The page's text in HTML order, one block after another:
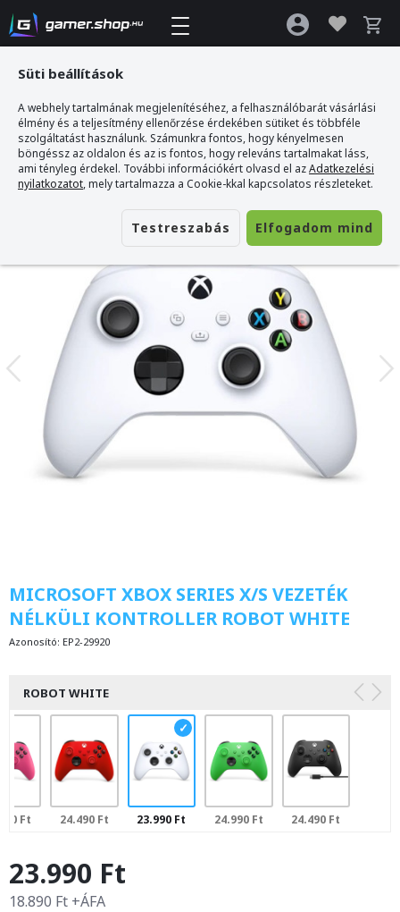
Gamer webshop >Microsoft Xbox Series X/S Vezeték Nélküli Kontroller Robot
White
MICROSOFT XBOX SERIES X/S VEZETÉK
NÉLKÜLI KONTROLLER ROBOT WHITE
Azonosító: EP2-29920
ROBOT WHITE
Ft 24.490 Ft 23.990 Ft 24.990 Ft 24.490 Ft
23.990 Ft
18.890 Ft +ÁFA
Süti beállítások
A webhely tartalmának megjelenítéséhez, a felhasználóbarát vásárlási
élmény és a teljesítmény ellenőrzése érdekében sütiket és többféle
szolgáltatást használunk. Számunkra fontos, hogy kényelmesen
böngéssz az oldalon és az is fontos, hogy releváns tartalmakat láss,
ami tényleg érdekel. További információkért olvasd el azAdatkezelési
nyilatkozatot, mely tartalmazza a Cookie-kkal kapcsolatos részleteket.
Testreszabás Elfogadom mind